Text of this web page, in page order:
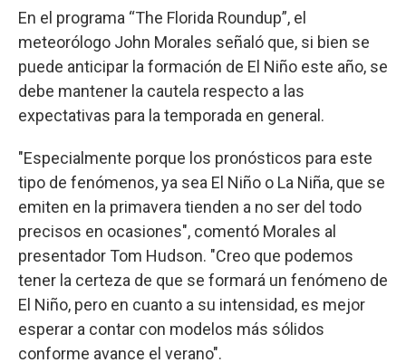
En el programa “The Florida Roundup”, el
meteorólogo John Morales señaló que, si bien se
puede anticipar la formación de El Niño este año, se
debe mantener la cautela respecto a las
expectativas para la temporada en general.
"Especialmente porque los pronósticos para este
tipo de fenómenos, ya sea El Niño o La Niña, que se
emiten en la primavera tienden a no ser del todo
precisos en ocasiones", comentó Morales al
presentador Tom Hudson. "Creo que podemos
tener la certeza de que se formará un fenómeno de
El Niño, pero en cuanto a su intensidad, es mejor
esperar a contar con modelos más sólidos
conforme avance el verano".